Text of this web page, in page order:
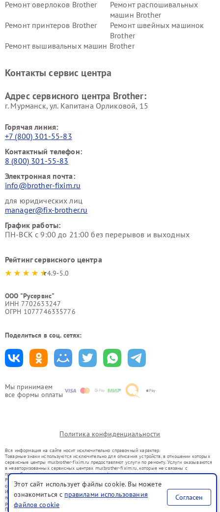
Мы принимаем
все формы оплаты
Ремонт оверлоков Brother
Ремонт распошивальных
машин Brother
Ремонт принтеров Brother
Ремонт швейных машинок
Brother
Ремонт вышивальных машин Brother
Контакты сервис центра
Адрес сервисного центра Brother:
г. Мурманск, ул. Капитана Орликовой, 15
Горячая линия:
+7 (800) 301-55-83
Контактный телефон:
8 (800) 301-55-83
Электронная почта:
info@brother-fixim.ru
для юридических лиц
manager@fix-brother.ru
График работы:
ПН-ВСК с 9:00 до 21:00 без перерывов и выходных
Рейтинг сервисного центра
4.9-5.0
ООО "Русервис"
ИНН 7702633247
ОГРН 1077746335776
Поделиться в соц. сетях:
Политика конфиденциальности
Вся информация на сайте носит исключительно справочный характер.
Товарные знаки используются исключительно для описания устройств, в отношении которых
сервисные центры mur.brother-fixim.ru предоставляют услуги по ремонту. Услуги оказываются
в неавторизованных сервисных центрах mur.brother-fixim.ru, которые не связаны с
правообладателями товарных знаков или их официальными представителями.
Ремонт осуществляется для устройств, уже введенных в гражданский оборот в соответствии
со статьей 1487 ГК РФ.
Использование товарных знаков не преследует цели индивидуализации услуг или введения
потребителей в заблуждение, а служит для информирования о предоставляемых услугах по
ремонту техники указанных брендов.
Представленная на сайте информация не является публичной офертой, определяемой
Этот сайт использует файлы cookie. Вы можете
ознакомиться с правилами использования
файлов cookie
Согласен